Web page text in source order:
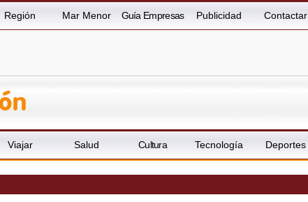
Región Mar Menor Guía Empresas Publicidad Contactar
Viajar Salud Cultura Tecnología Deportes